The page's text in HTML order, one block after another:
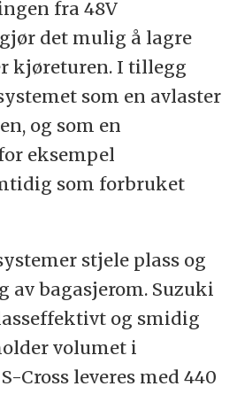
fra 48V
det mulig å lagre
kjøreturen. I tillegg
som en avlaster
og som en
eksempel
som forbruket
stjele plass og
av bagasjerom. Suzuki
og smidig
volumet i
Cross leveres med 440